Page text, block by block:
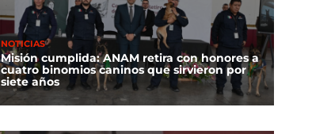
NOTICIAS
Misión cumplida: ANAM retira con honores a
cuatro binomios caninos que sirvieron por
siete años